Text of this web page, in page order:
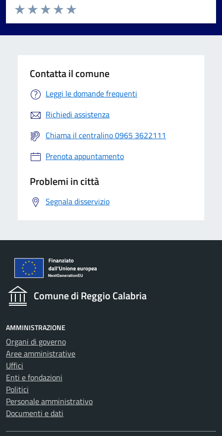
Valuta da 1 a 5 stelle la pagina
Valuta 5 stelle su 5
Valuta 4 stelle su 5
Valuta 3 stelle su 5
Valuta 2 stelle su 5
Valuta 1 stelle su 5
Contatta il comune
Leggi le domande frequenti
Richiedi assistenza
Chiama il centralino 0965 3622111
Prenota appuntamento
Problemi in città
Segnala disservizio
Comune di Reggio Calabria
AMMINISTRAZIONE
Organi di governo
Aree amministrative
Uffici
Enti e fondazioni
Politici
Personale amministrativo
Documenti e dati